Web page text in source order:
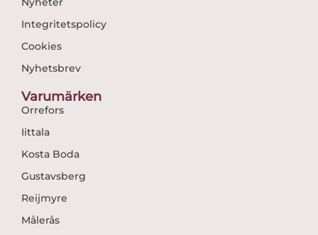
Integritetspolicy
Cookies
Nyhetsbrev
Varumärken
Orrefors
Iittala
Kosta Boda
Gustavsberg
Reijmyre
Målerås